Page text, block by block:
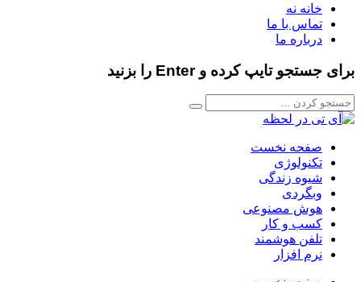
خانه نه
تماس با ما
درباره ما
برای جستجو تایپ کرده و Enter را بزنید
صفحه نخست
تکنولوژی
شیوه زندگی
وبگردی
هوش مصنوعی
کسب و کار
تلفن هوشمند
نرم افزار